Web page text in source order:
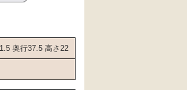
奥行37.5 高さ22